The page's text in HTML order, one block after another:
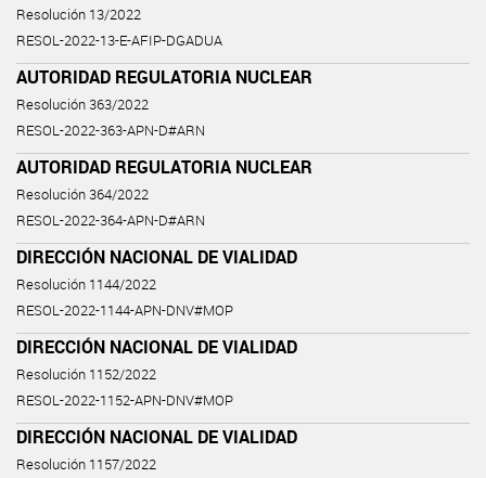
Resolución 13/2022
RESOL-2022-13-E-AFIP-DGADUA
AUTORIDAD REGULATORIA NUCLEAR
Resolución 363/2022
RESOL-2022-363-APN-D#ARN
AUTORIDAD REGULATORIA NUCLEAR
Resolución 364/2022
RESOL-2022-364-APN-D#ARN
DIRECCIÓN NACIONAL DE VIALIDAD
Resolución 1144/2022
RESOL-2022-1144-APN-DNV#MOP
DIRECCIÓN NACIONAL DE VIALIDAD
Resolución 1152/2022
RESOL-2022-1152-APN-DNV#MOP
DIRECCIÓN NACIONAL DE VIALIDAD
Resolución 1157/2022